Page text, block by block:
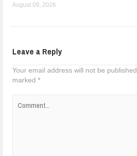
August 09, 2026
Leave a Reply
Your email address will not be published.
marked*